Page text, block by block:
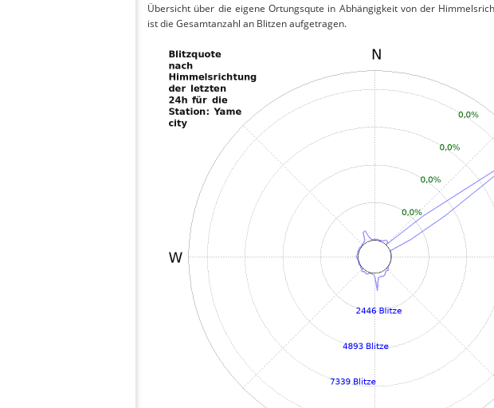
Übersicht über die eigene Ortungsqute in Abhängigkeit von der
ist die Gesamtanzahl an Blitzen aufgetragen.